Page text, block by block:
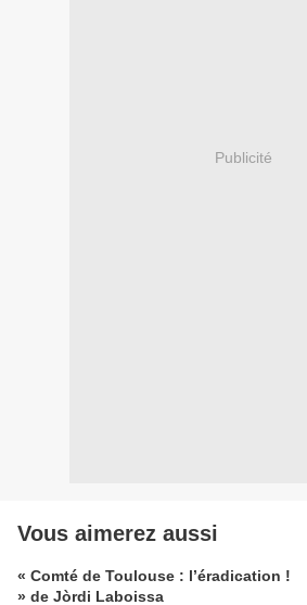
Publicité
Vous aimerez aussi
« Comté de Toulouse : l’éradication !
» de Jòrdi Laboissa